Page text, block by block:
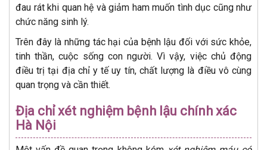
đau rát khi quan hệ và giảm ham muốn tình dục cũng như
chức năng sinh lý.
Trên đây là những tác hại của bệnh lậu đối với sức khỏe,
tinh thần, cuộc sống con người. Vì vậy, việc chủ động
điều trị tại địa chỉ y tế uy tín, chất lượng là điều vô cùng
quan trọng và cần thiết.
Địa chỉ xét nghiệm bệnh lậu chính xác
Hà Nội